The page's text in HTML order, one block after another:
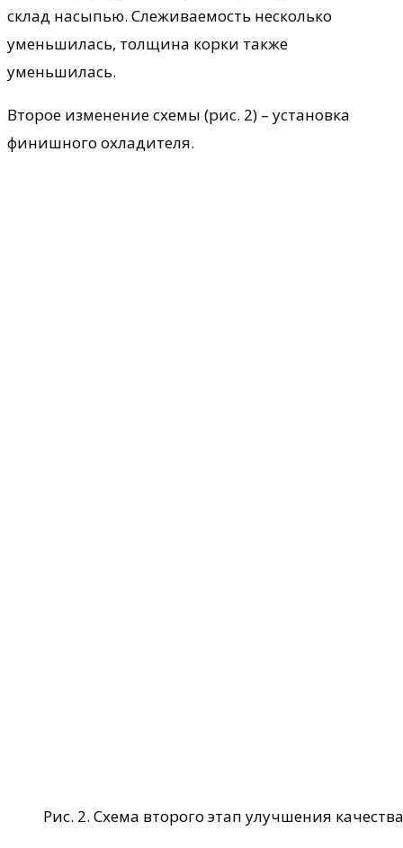
склад насыпью. Слеживаемость несколько
уменьшилась, толщина корки также
уменьшилась.
Второе изменение схемы (рис. 2) – установка
финишного охладителя.
Рис. 2. Схема второго этап улучшения качества